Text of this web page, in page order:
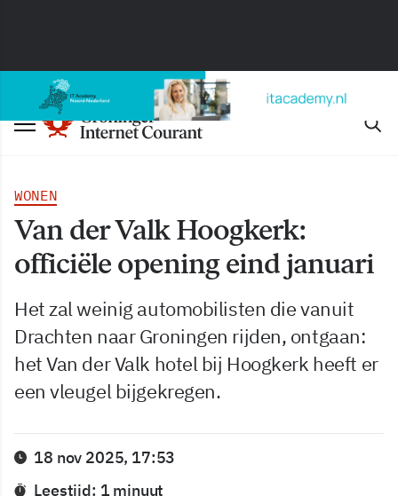
WONEN
Van der Valk Hoogkerk:
officiële opening eind januari
Het zal weinig automobilisten die vanuit
Drachten naar Groningen rijden, ontgaan:
het Van der Valk hotel bij Hoogkerk heeft er
een vleugel bijgekregen.
18 nov 2025, 17:53
Leestijd: 1 minuut